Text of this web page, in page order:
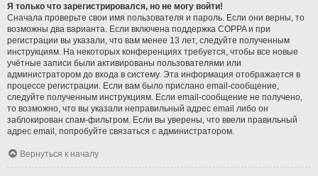
Я только что зарегистрировался, но не могу войти!
Сначала проверьте свои имя пользователя и пароль. Если они верны, то
возможны два варианта. Если включена поддержка COPPA и при
регистрации вы указали, что вам менее 13 лет, следуйте полученным
инструкциям. На некоторых конференциях требуется, чтобы все новые
учётные записи были активированы пользователями или
администратором до входа в систему. Эта информация отображается в
процессе регистрации. Если вам было прислано email-сообщение,
следуйте полученным инструкциям. Если email-сообщение не получено,
то возможно, что вы указали неправильный адрес email либо он
заблокирован спам-фильтром. Если вы уверены, что ввели правильный
адрес email, попробуйте связаться с администратором.
Вернуться к началу